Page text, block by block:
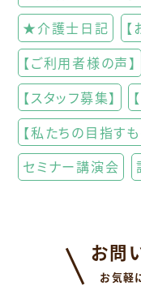
★介護士日記
【ご利用者様の声】
【スタッフ募集】
【私たちの目指すも
セミナー講演会
お問
お気軽